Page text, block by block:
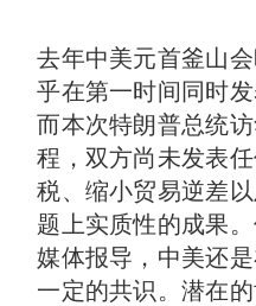
去年中美元首釜山
乎在第一时间同时
而本次特朗普总统
程，双方尚未发表
税、缩小贸易逆差
题上实质性的成果
媒体报导，中美还
一定的共识。潜在